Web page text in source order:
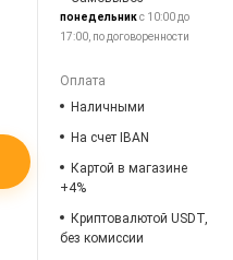
понедельникс 10:00 до
17:00, по договоренности
Оплата
Наличными
На счет IBAN
Картой в магазине
+4%
Криптовалютой USDT,
без комиссии